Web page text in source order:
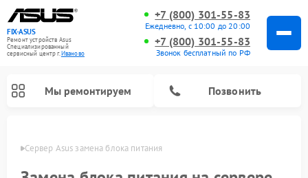
FIX-ASUS
Ремонт устройств Asus
Специализированный
cервисный центр г.Иваново
+7 (800) 301-55-83
Ежедневно, с 10:00 до 20:00
+7 (800) 301-55-83
Звонок бесплатный по РФ
Мы ремонтируем Позвонить
Сервер Asus замена блока питания